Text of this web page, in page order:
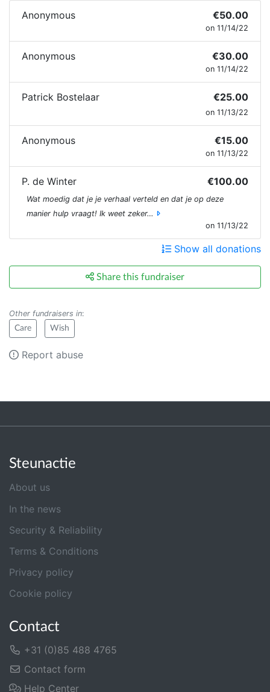
Anonymous €50.00
on 11/14/22
Anonymous €30.00
on 11/14/22
Patrick Bostelaar €25.00
on 11/13/22
Anonymous €15.00
on 11/13/22
P. de Winter €100.00
Wat moedig dat je je verhaal verteld en dat je op deze
manier hulp vraagt! Ik weet zeker…
on 11/13/22
Show all donations
Share this fundraiser
Other fundraisers in:
Care Wish
Report abuse
Steunactie
About us
In the news
Security & Reliability
Terms & Conditions
Privacy policy
Cookie policy
Contact
+31 (0)85 488 4765
Contact form
Help Center